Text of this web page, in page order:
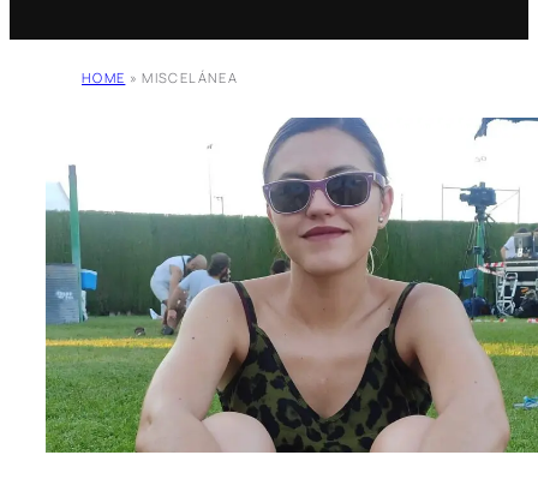
HOME » MISCELÁNEA